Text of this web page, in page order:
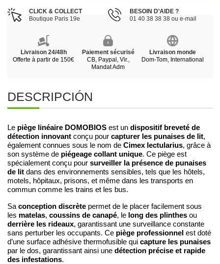
CLICK & COLLECT
Boutique Paris 19e
BESOIN D’AIDE ?
01 40 38 38 38 ou e-mail
Livraison 24/48h
Offerte à partir de 150€
Paiement sécurisé
CB, Paypal, Vir.,
Mandat Adm
Livraison monde
Dom-Tom, International
DESCRIPCIÓN
Le piège linéaire DOMOBIOS est un dispositif breveté de
détection innovant conçu pour capturer les punaises de lit,
également connues sous le nom de Cimex lectularius, grâce à
son système de piégeage collant unique. Ce piège est
spécialement conçu pour surveiller la présence de punaises
de lit dans des environnements sensibles, tels que les hôtels,
motels, hôpitaux, prisons, et même dans les transports en
commun comme les trains et les bus.
Sa conception discrète permet de le placer facilement sous
les matelas, coussins de canapé, le long des plinthes ou
derrière les rideaux, garantissant une surveillance constante
sans perturber les occupants. Ce piège professionnel est doté
d’une surface adhésive thermofusible qui capture les punaises
par le dos, garantissant ainsi une détection précise et rapide
des infestations.